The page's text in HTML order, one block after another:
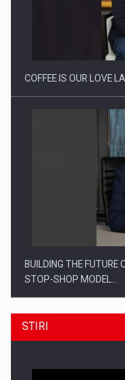
Webinar - Business
Investitii Digitalizare
COFFEE IS OUR LOVE
BUILDING THE FUTURE
STOP-SHOP MODEL…
STIRI